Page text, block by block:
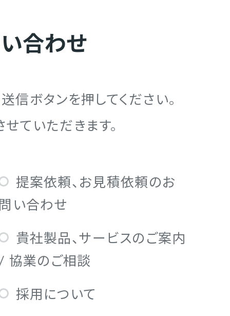
合わせ
信ボタンを押してください。
ていただきます。
提案依頼、お見積依頼のお
い合わせ
貴社製品、サービスのご案内
協業のご相談
採用について